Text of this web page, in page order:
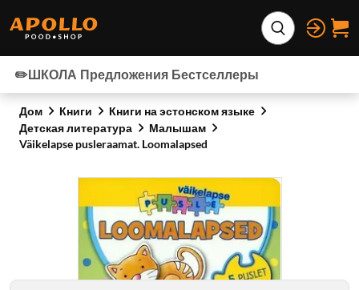
Расширить
✏️ШКОЛА Предложения Бестселлеры
Дом Книги
Книги на эстонском языке
Детская литература
Малышам
Väikelapse pusleraamat. Loomalapsed